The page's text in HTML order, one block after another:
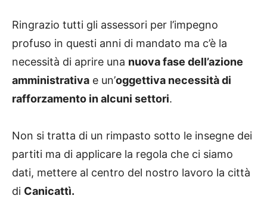
Ringrazio tutti gli assessori per l’impegno
profuso in questi anni di mandato ma c’è la
necessità di aprire una nuova fase dell’azione
amministrativa e un’oggettiva necessità di
rafforzamento in alcuni settori.
Non si tratta di un rimpasto sotto le insegne dei
partiti ma di applicare la regola che ci siamo
dati, mettere al centro del nostro lavoro la città
di Canicattì.